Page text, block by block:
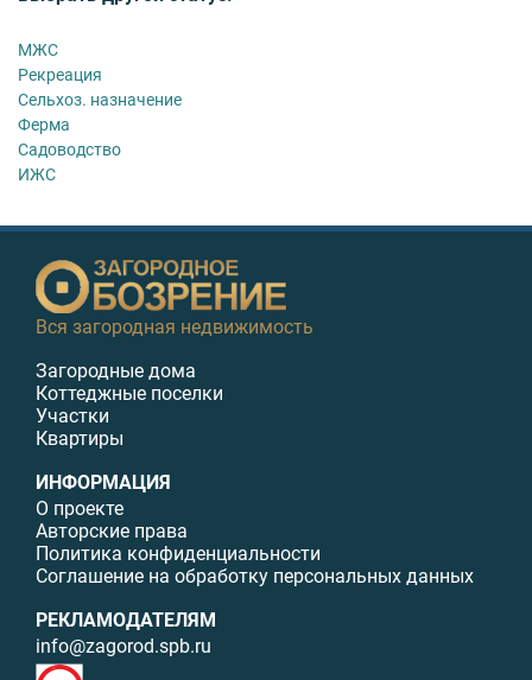
МЖС
Рекреация
Сельхоз. назначение
Ферма
Садоводство
ИЖС
Вся загородная недвижимость
Загородные дома
Коттеджные поселки
Участки
Квартиры
ИНФОРМАЦИЯ
О проекте
Авторские права
Политика конфиденциальности
Соглашение на обработку персональных данных
РЕКЛАМОДАТЕЛЯМ
info@zagorod.spb.ru